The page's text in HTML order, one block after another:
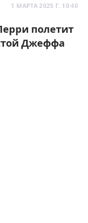
1 МАРТА 2025 Г. 10:40
полетит
Джеффа